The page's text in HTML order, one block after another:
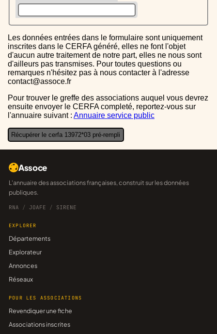
Les données entrées dans le formulaire sont uniquement
inscrites dans le CERFA généré, elles ne font l'objet
d'aucun autre traitement de notre part, elles ne nous sont
d'ailleurs pas transmises. Pour toutes questions ou
remarques n'hésitez pas à nous contacter à l'adresse
contact@assoce.fr
Pour trouver le greffe des associations auquel vous devrez
ensuite envoyer le CERFA completé, reportez-vous sur
l'annuaire suivant : Annuaire service public
Récupérer le cerfa 13972*03 pré-rempli
Assoce
L'annuaire des associations françaises, construit sur les données
publiques.
RNA / JOAFE / SIRENE
EXPLORER
Départements
Explorateur
Annonces
Réseaux
POUR LES ASSOCIATIONS
Revendiquer une fiche
Associations inscrites